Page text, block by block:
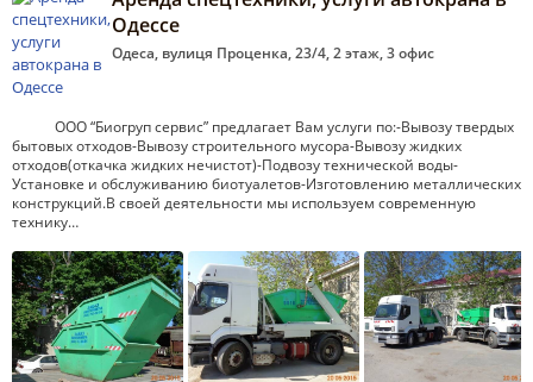
Одессе
Одеса, вулиця Проценка, 23/4, 2 этаж, 3 офис
ООО “Биогруп сервис” предлагает Вам услуги по:-Вывозу твердых
бытовых отходов-Вывозу строительного мусора-Вывозу жидких
отходов(откачка жидких нечистот)-Подвозу технической воды-
Установке и обслуживанию биотуалетов-Изготовлению металлических
конструкций.В своей деятельности мы используем современную
технику…